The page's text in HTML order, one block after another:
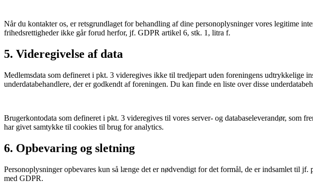
Når du kontakter os, er retsgrundlaget for behandling af dine personoplysninger vores legitime
frihedsrettigheder ikke går forud herfor, jf. GDPR artikel 6, stk. 1, litra f.
5. Videregivelse af data
Medlemsdata som defineret i pkt. 3 videregives ikke til tredjepart uden foreningens udtrykkelige
underdatabehandlere, der er godkendt af foreningen. Du kan finde en liste over disse
Brugerkontodata som defineret i pkt. 3 videregives til vores server- og databaseleverandør, som
har givet samtykke til cookies til brug for analytics.
6. Opbevaring og sletning
Personoplysninger opbevares kun så længe det er nødvendigt for det formål, de er indsamlet til
med GDPR.